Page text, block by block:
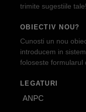
trimite sugestiile
OBIECTIV NOU?
Cunosti un nou
introducem in
foloseste formularul
LEGATURI
ANPC